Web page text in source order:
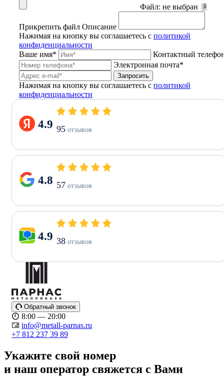
Файл: не выбран
Прикрепить файл Описание
Нажимая на кнопку вы соглашаетесь с политикой
конфиденциальности
Ваше имя*
Контактный
Электронная почта*
Запросить
Нажимая на кнопку вы соглашаетесь с политикой
конфиденциальности
4.9 95 отзывов
4.8 57 отзывов
4.9 38 отзывов
Обратный звонок
8:00 — 20:00
info@metall-parnas.ru
+7 812 237 39 89
Укажите свой номер
и наш оператор свяжется с Вами